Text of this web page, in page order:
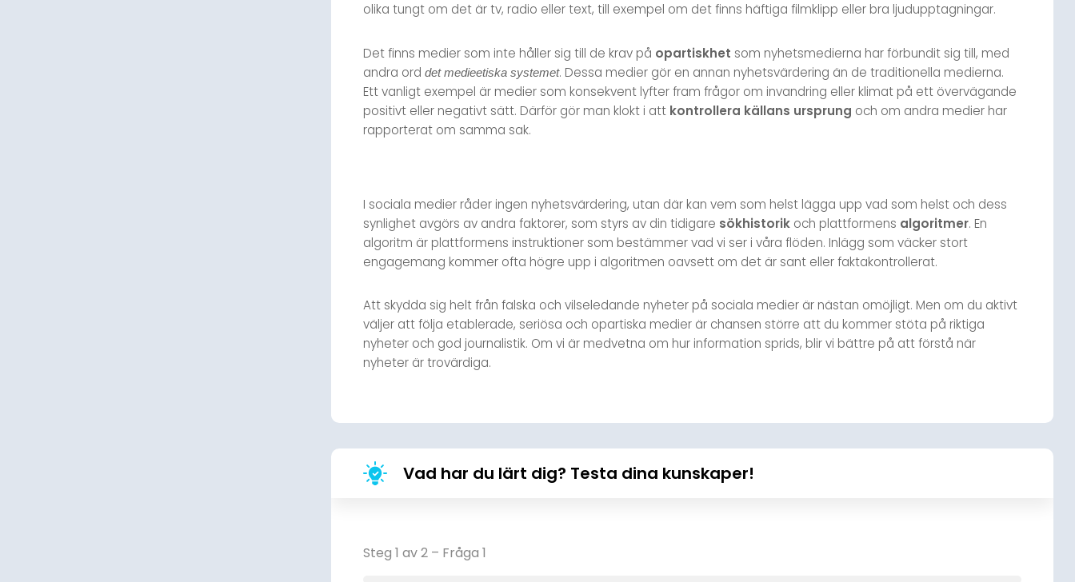
olika tungt om det är tv, radio eller text, till exempel om det finns häftiga filmklipp eller bra ljudupptagningar.
Det finns medier som inte håller sig till de krav på opartiskhet som nyhetsmedierna har förbundit sig till, med
andra ord det medieetiska systemet. Dessa medier gör en annan nyhetsvärdering än de traditionella medierna.
Ett vanligt exempel är medier som konsekvent lyfter fram frågor om invandring eller klimat på ett övervägande
positivt eller negativt sätt. Därför gör man klokt i att kontrollera källans ursprung och om andra medier har
rapporterat om samma sak.
I sociala medier råder ingen nyhetsvärdering, utan där kan vem som helst lägga upp vad som helst och dess
synlighet avgörs av andra faktorer, som styrs av din tidigare sökhistorikoch plattformens algoritmer. En
algoritm är plattformens instruktioner som bestämmer vad vi ser i våra flöden. Inlägg som väcker stort
engagemang kommer ofta högre upp i algoritmen oavsett om det är sant eller faktakontrollerat.
Att skydda sig helt från falska och vilseledande nyheter på sociala medier är nästan omöjligt. Men om du aktivt
väljer att följa etablerade, seriösa och opartiska medier är chansen större att du kommer stöta på riktiga
nyheter och god journalistik. Om vi är medvetna om hur information sprids, blir vi bättre på att förstå när
nyheter är trovärdiga.
Vad har du lärt dig? Testa dina kunskaper!
Steg 1 av2– Fråga 1